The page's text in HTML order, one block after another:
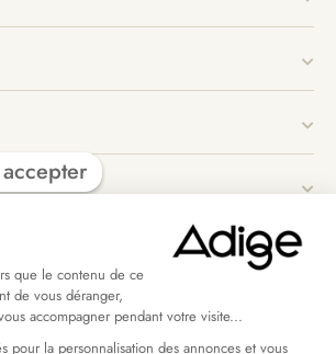
que le contenu de ce
de vous déranger,
accompagner pendant votre visite...
pour la personnalisation des annonces et vous